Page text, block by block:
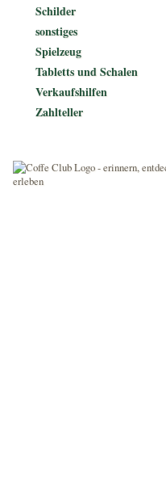
Schilder
sonstiges
Spielzeug
Tabletts und Schalen
Verkaufshilfen
Zahlteller